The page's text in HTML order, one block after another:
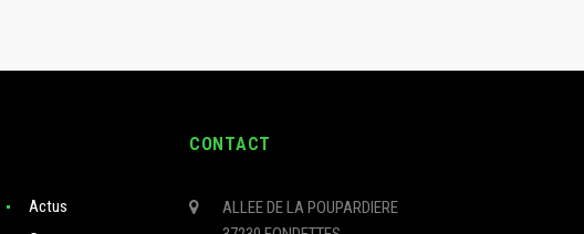
Actus
CONTACT
ALLEE DE LA POUPARDIERE